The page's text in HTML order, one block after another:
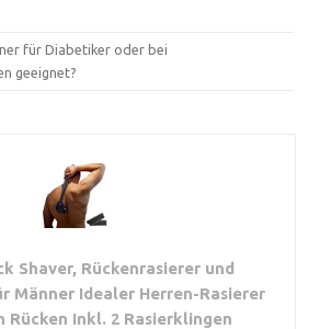
für Diabetiker oder bei
geeignet?
Shaver, Rückenrasierer und
Männer Idealer Herren-Rasierer
Inkl. 2 Rasierklingen